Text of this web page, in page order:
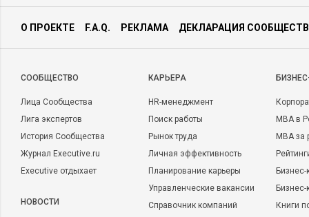
О ПРОЕКТЕ F.A.Q. РЕКЛАМА ДЕКЛАРАЦИЯ
CООБЩЕСТВО
Лица Сообщества
Лига экспертов
История Сообщества
Журнал Executive.ru
Executive отдыхает
НОВОСТИ
КАРЬЕРА
HR-менеджмент
Поиск работы
Рынок труда
Личная эффективность
Планирование карьеры
Управленческие вакансии
Справочник компаний
MBA в
MBA
Бизнес-
Книги